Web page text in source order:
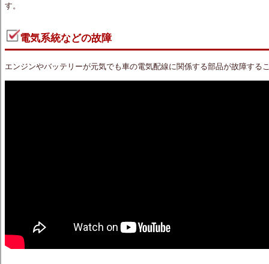
す。
電気系統などの故障
エンジンやバッテリーが元気でも車の電気配線に関係する部品が故障する